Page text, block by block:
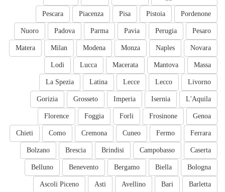
Pordenone
Pistoia
Pisa
Piacenza
Pescara
Pesaro
Perugia
Pavia
Parma
Padova
Nuoro
Novara
Naples
Monza
Modena
Milan
Matera
Massa
Mantova
Macerata
Lucca
Lodi
Livorno
Lecco
Lecce
Latina
La Spezia
L'Aquila
Isernia
Imperia
Grosseto
Gorizia
Genoa
Frosinone
Forli
Foggia
Florence
Ferrara
Fermo
Cuneo
Cremona
Como
Chieti
Caserta
Campobasso
Brindisi
Brescia
Bolzano
Bologna
Biella
Bergamo
Benevento
Belluno
Barletta
Bari
Avellino
Asti
Ascoli Piceno